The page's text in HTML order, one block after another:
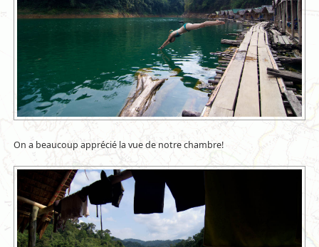
On a beaucoup apprécié la vue de notre chambre!